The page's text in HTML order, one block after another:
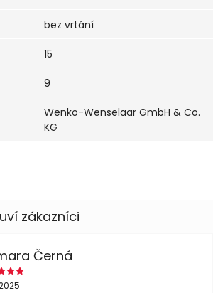
bez vrtání
15
9
Wenko-Wenselaar GmbH & Co.
KG
Černá